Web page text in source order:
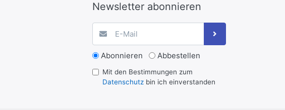
Newsletter abonnieren
Abonnieren Abbestellen
Mit den Bestimmungen zum
Datenschutzbin ich einverstanden